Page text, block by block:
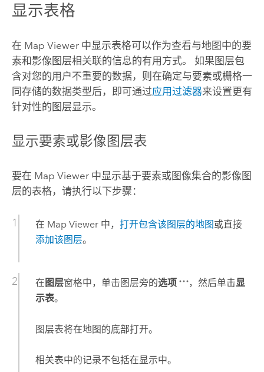
显示表格
在 Map Viewer中显示表格可以作为查看与地图中的要
素和影像图层相关联的信息的有用方式。 如果图层包
含对您的用户不重要的数据，则在确定与要素或栅格一
同存储的数据类型后，即可通过应用过滤器来设置更有
针对性的图层显示。
显示要素或影像图层表
要在 Map Viewer中显示基于要素或图像集合的影像图
层的表格，请执行以下步骤：
在 Map Viewer中， 打开包含该图层的地图 或直接
添加该图层。
在 图层窗格中，单击图层旁的选项 ，然后单击显
示表。
图层表将在地图的底部打开。
相关表中的记录不包括在显示中。